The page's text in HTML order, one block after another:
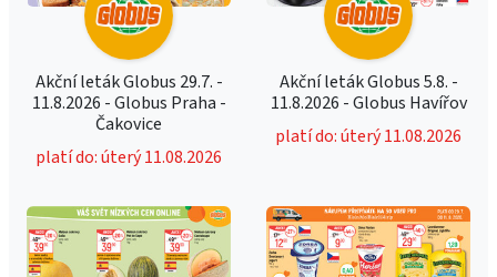
Akční leták Globus 29.7. -
11.8.2026 - Globus Praha -
Čakovice
platí do: úterý 11.08.2026
Akční leták Globus 5.8. -
11.8.2026 - Globus Havířov
platí do: úterý 11.08.2026